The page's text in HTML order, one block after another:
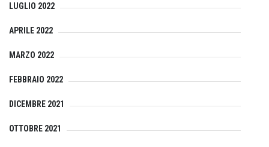
LUGLIO 2022
APRILE 2022
MARZO 2022
FEBBRAIO 2022
DICEMBRE 2021
OTTOBRE 2021